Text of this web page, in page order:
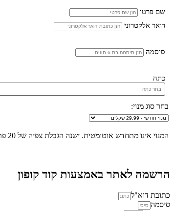
שם פרטי
דואר אלקטרוני
סיסמה
כתה
בחר סוג מנוי:
המנוי אינו מתחדש אוטומטית. ישנה הגבלת צפיה של 20 פתרונות ביום.האתר הינו "שומר שבת", לא ניתן להכנס לאתר ולצפות בפתרונות החל מכניסת שבת/חג ועד לצאת שבת/חג.
הרשמה לאתר באמצעות קוד קופון
כתובת דוא"ל
סיסמה